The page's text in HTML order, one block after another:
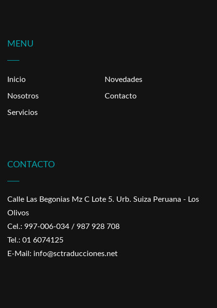
MENU
Inicio
Nosotros
Servicios
Novedades
Contacto
CONTACTO
Calle Las Begonias Mz C Lote 5. Urb. Suiza Peruana - Los
Olivos
Cel.: 997-006-034 / 987 928 708
Tel.: 01 6074125
E-Mail: info@sctraducciones.net